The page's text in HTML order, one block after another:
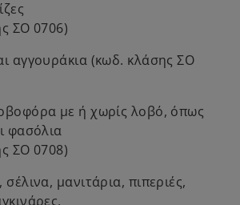
ΣΟ 0706)
αγγουράκια (κωδ. κλάσης ΣΟ
με ή χωρίς λοβό, όπως
φασόλια
ΣΟ 0708)
σέλινα, μανιτάρια, πιπεριές,